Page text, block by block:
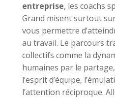
entreprise, les coachs
Grand misent surtout
vous permettre
au travail. Le parcours
collectifs comme la
humaines par le
l’esprit d’équipe,
l’attention réciproque.